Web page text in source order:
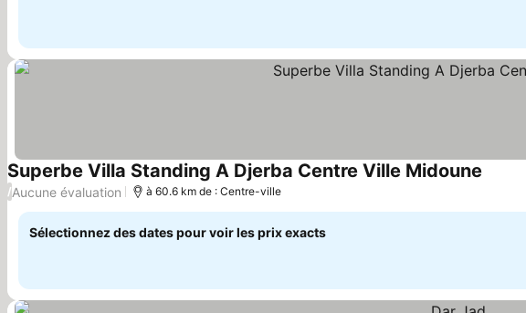
Superbe Villa Standing A Djerba Centre Ville Midoune
/Aucune évaluation à 60.6 km de : Centre-ville
Sélectionnez des dates pour voir les prix exacts